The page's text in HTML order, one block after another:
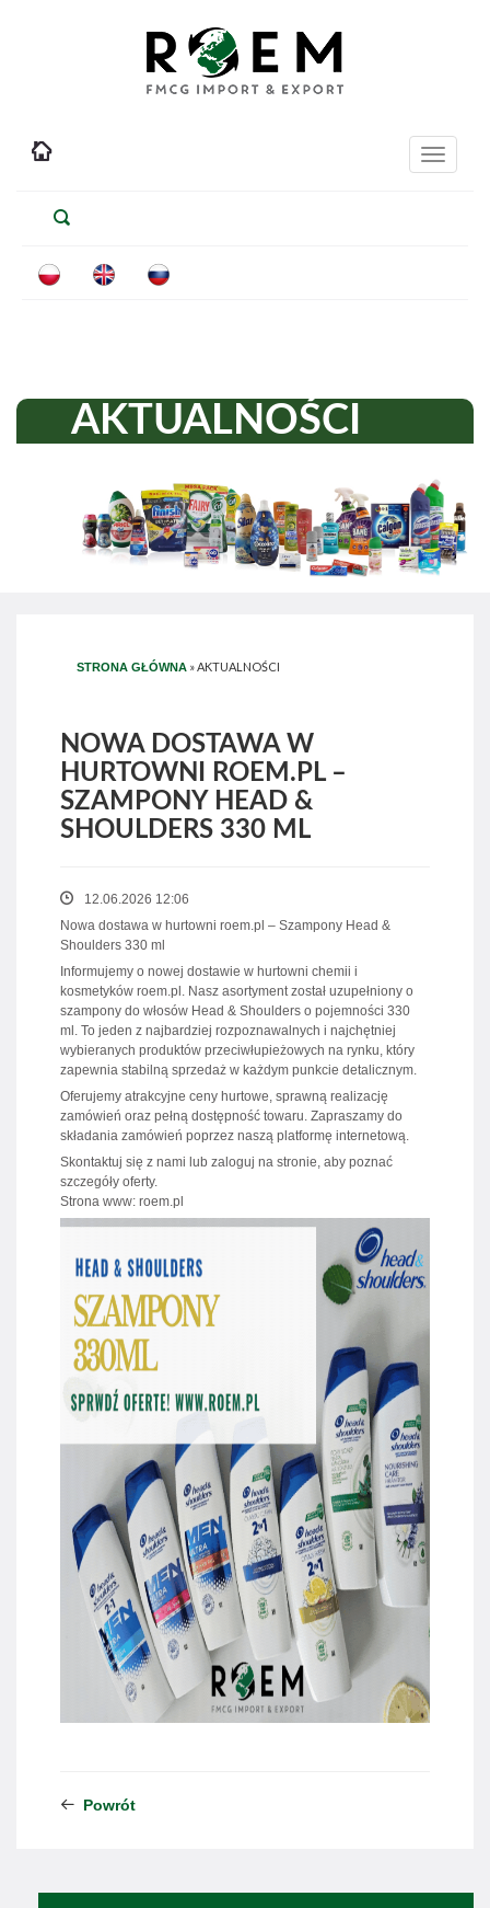
Toggle
AKTUALNOŚCI
STRONA GŁÓWNA » AKTUALNOŚCI
NOWA DOSTAWA W
HURTOWNI ROEM.PL –
SZAMPONY HEAD &
SHOULDERS 330 ML
12.06.2026 12:06
Nowa dostawa w hurtowni roem.pl – Szampony Head &
Shoulders 330 ml
Informujemy o nowej dostawie w hurtowni chemii i
kosmetyków roem.pl. Nasz asortyment został uzupełniony o
szampony do włosów Head & Shoulders o pojemności 330
ml. To jeden z najbardziej rozpoznawalnych i najchętniej
wybieranych produktów przeciwłupieżowych na rynku, który
zapewnia stabilną sprzedaż w każdym punkcie detalicznym.
Oferujemy atrakcyjne ceny hurtowe, sprawną realizację
zamówień oraz pełną dostępność towaru. Zapraszamy do
składania zamówień poprzez naszą platformę internetową.
Skontaktuj się z nami lub zaloguj na stronie, aby poznać
szczegóły oferty.
Strona www: roem.pl
Powrót